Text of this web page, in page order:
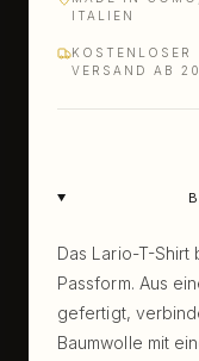
ITALIEN
KOSTENLOSER
VERSAND AB
Das Lario-T-
Passform. Aus
gefertigt,
Baumwolle mit